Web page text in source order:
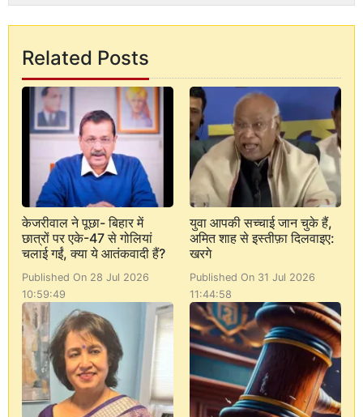
Related Posts
केजरीवाल ने पूछा- बिहार में
छात्रों पर एके-47 से गोलियां
चलाई गईं, क्या ये आतंकवादी हैं?
Published On 28 Jul 2026
10:59:49
युवा आपकी सच्चाई जान चुके हैं,
अमित शाह से इस्तीफ़ा दिलवाइए:
खरगे
Published On 31 Jul 2026
11:44:58